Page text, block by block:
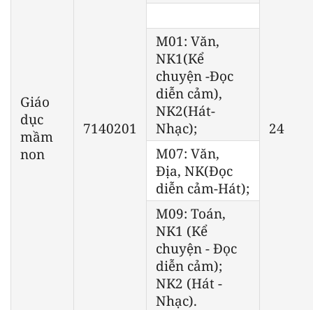
Giáo
dục
mầm
non
7140201 24
M01: Văn,
NK1(Kể
chuyện -Đọc
diễn cảm),
NK2(Hát-
Nhạc);
M07: Văn,
Địa, NK(Đọc
diễn cảm-Hát);
M09: Toán,
NK1 (Kể
chuyện - Đọc
diễn cảm);
NK2 (Hát -
Nhạc).